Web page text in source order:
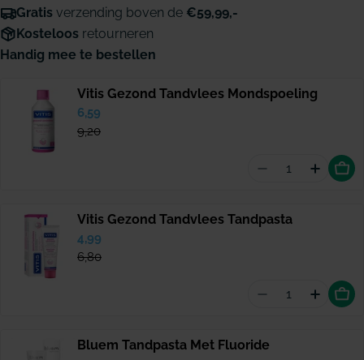
Gratis verzending boven de €59,99,-
Kosteloos retourneren
Handig mee te bestellen
Vitis Gezond Tandvlees Mondspoeling
Verkoopprijs
6,59
Normale
prijs
9,20
Aantal
Vitis Gezond Tandvlees Tandpasta
Verkoopprijs
4,99
Normale
prijs
6,80
Aantal
Bluem Tandpasta Met Fluoride